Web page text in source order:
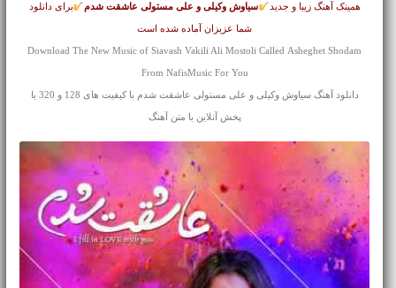
همینک آهنگ زیبا و جدید سیاوش وکیلی و علی مستولی عاشقت شدم برای دانلود
شما عزیزان آماده شده است
Download The New Music of Siavash Vakili Ali Mostoli Called Asheghet Shodam
From NafisMusic For You
دانلود آهنگ سیاوش وکیلی و علی مستولی عاشقت شدم با کیفیت های 128 و 320 با
پخش آنلاین با متن آهنگ